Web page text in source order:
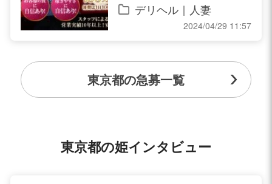
デリヘル｜人妻
2024/04/29 11:57
東京都の急募一覧
東京都の姫インタビュー